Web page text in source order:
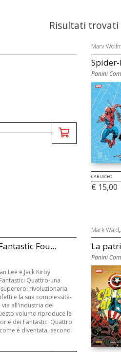
Risultati trovati
Marv
Spider-
Panini
CARTACEO
€ 15,00
Fou...
Lee e Jack Kirby
Quattro-una
rivoluzionaria
e la sua complessità-
via all'industria del
volume riproduce le
dei Fantastici Quattro
è diventata, second
Mark Waid,
La
Panini